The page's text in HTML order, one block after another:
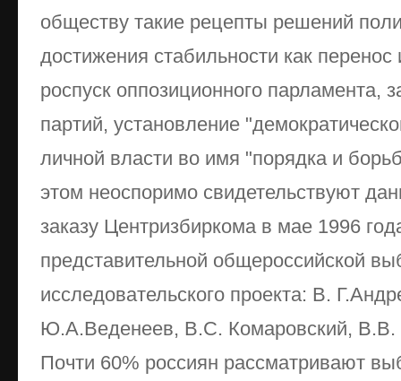
обществу такие рецепты решений
достижения стабильности как
роспуск оппозиционного парламента,
партий, установление
личной власти во имя "порядка и
этом неоспоримо свидетельствуют
заказу Центризбиркома в мае 1996
представительной общероссийской
исследовательского проекта: В.
Ю.А.Веденеев, В.С. Комаровский,
Почти 60% россиян рассматривают